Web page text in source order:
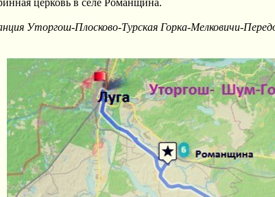
церковь в селе Романщина.
Уторгош-Плосково-Турская Горка-Мелковичи-